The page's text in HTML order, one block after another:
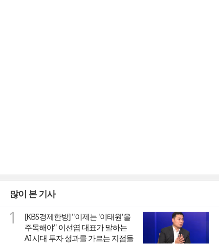
많이 본 기사
1
[KBS경제한방] "이제는 '이태원'을
주목해야" 이선엽 대표가 말하는
AI 시대 투자 성과를 가르는 지점들